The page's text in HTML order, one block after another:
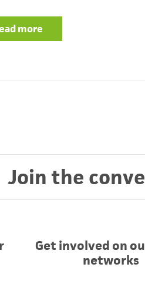
more
Join the
Get involved on
networks